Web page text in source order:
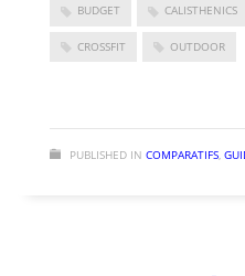
BUDGET CALISTHENICS
CROSSFIT OUTDOOR
PUBLISHED IN COMPARATIFS,